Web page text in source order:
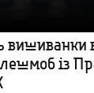
вишиванки
із